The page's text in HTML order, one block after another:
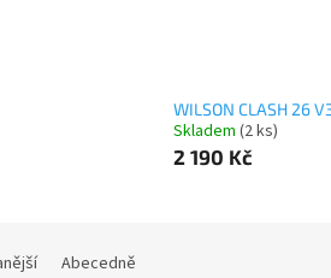
WILSON CLASH 26
Skladem(2 ks)
2 190 Kč
Abecedně